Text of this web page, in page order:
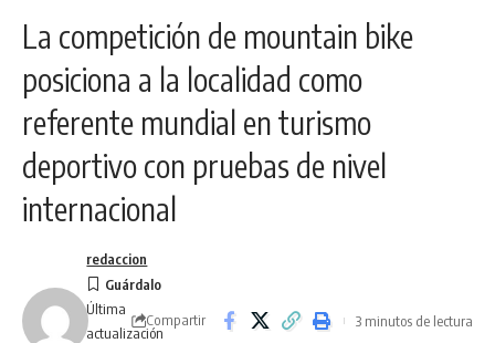
La competición de mountain bike
posiciona a la localidad como
referente mundial en turismo
deportivo con pruebas de nivel
internacional
Última
actualización
redaccion
Compartir 3 minutos de lectura